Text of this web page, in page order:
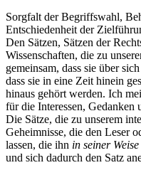
Sorgfalt der Begriffswahl,
Entschiedenheit der
Den Sätzen, Sätzen der
Wissenschaften, die zu
gemeinsam, dass sie über
dass sie in eine Zeit hinein
hinaus gehört werden. Ich
für die Interessen, Gedanken
Die Sätze, die zu unserem
Geheimnisse, die den Leser
lassen, die ihn in seiner Weise
und sich dadurch den Satz